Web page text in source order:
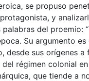
se propuso
y
del proemio:
Su argumento
desde sus orígenes
régimen colonial
que tiende a